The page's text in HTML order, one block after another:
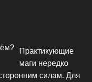
Практикующие
маги нередко
силам. Для